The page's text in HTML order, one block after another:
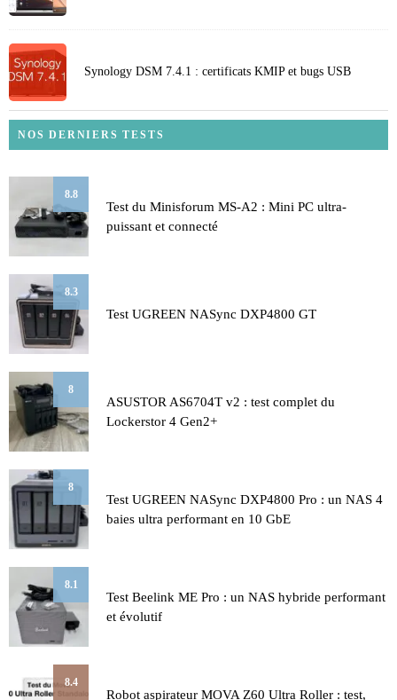
Synology DSM 7.4.1 : certificats KMIP et bugs USB
NOS DERNIERS TESTS
8.8
Test du Minisforum MS-A2 : Mini PC ultra-
puissant et connecté
8.3
Test UGREEN NASync DXP4800 GT
8
ASUSTOR AS6704T v2 : test complet du
Lockerstor 4 Gen2+
8
Test UGREEN NASync DXP4800 Pro : un NAS 4
baies ultra performant en 10 GbE
8.1
Test Beelink ME Pro : un NAS hybride performant
et évolutif
8.4
Robot aspirateur MOVA Z60 Ultra Roller : test,